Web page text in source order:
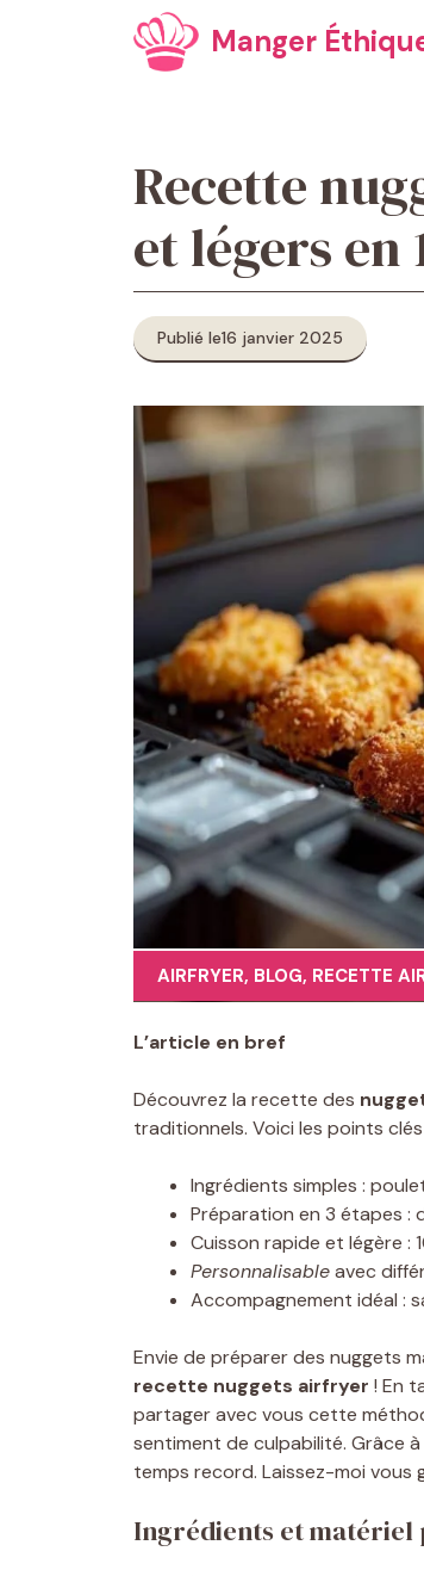
Manger
Recette
et légers en
Publié le16 janvier 2025
AIRFRYER, BLOG, RECETTE
L’article en bref
Découvrez la recette des
traditionnels. Voici les points clés
Ingrédients simples :
Préparation en 3 étapes :
Cuisson rapide et légère :
Personnalisableavec
Accompagnement idéal :
Envie de préparer des nuggets
recette nuggets airfryer ! En
partager avec vous cette
sentiment de culpabilité. Grâce
temps record. Laissez-moi
Ingrédients et matériel